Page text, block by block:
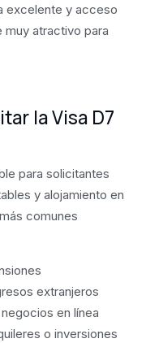
excelente y acceso
muy atractivo para
la Visa D7
para solicitantes
y alojamiento en
comunes
extranjeros
en línea
o inversiones